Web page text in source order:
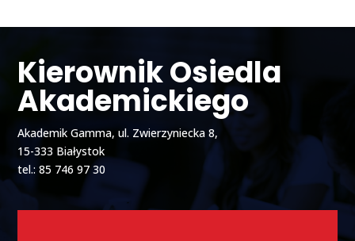
Kierownik Osiedla
Akademickiego
Akademik Gamma, ul. Zwierzyniecka 8,
15-333 Białystok
tel.: 85 746 97 30